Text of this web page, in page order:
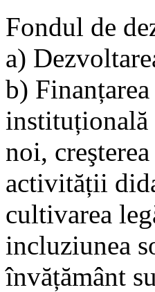
Fondul de
a)
b)
instituțională
noi,
activității
cultivarea
incluziunea
învățământ